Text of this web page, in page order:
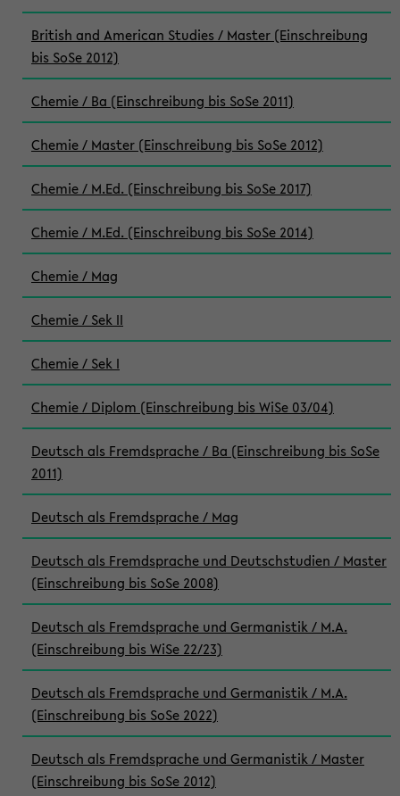
British and American Studies / Master (Einschreibung
bis SoSe 2012)
Chemie / Ba (Einschreibung bis SoSe 2011)
Chemie / Master (Einschreibung bis SoSe 2012)
Chemie / M.Ed. (Einschreibung bis SoSe 2017)
Chemie / M.Ed. (Einschreibung bis SoSe 2014)
Chemie / Mag
Chemie / Sek II
Chemie / Sek I
Chemie / Diplom (Einschreibung bis WiSe 03/04)
Deutsch als Fremdsprache / Ba (Einschreibung bis SoSe
2011)
Deutsch als Fremdsprache / Mag
Deutsch als Fremdsprache und Deutschstudien / Master
(Einschreibung bis SoSe 2008)
Deutsch als Fremdsprache und Germanistik / M.A.
(Einschreibung bis WiSe 22/23)
Deutsch als Fremdsprache und Germanistik / M.A.
(Einschreibung bis SoSe 2022)
Deutsch als Fremdsprache und Germanistik / Master
(Einschreibung bis SoSe 2012)